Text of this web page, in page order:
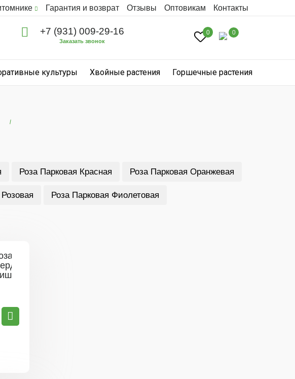
Гарантия и возврат Отзывы Оптовикам Контакты
+7 (931) 009-29-16
Заказать звонок
0 0
культуры Хвойные растения Горшечные растения
Роза Парковая Красная Роза Парковая Оранжевая
Роза Парковая Фиолетовая